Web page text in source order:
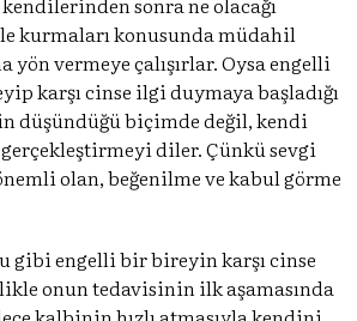
kurmaları konusunda müdahil
yön vermeye çalışırlar. Oysa engelli
karşı cinse ilgi duymaya başladığı
düşündüğü biçimde değil, kendi
diler. Çünkü sevgi
olan, beğenilme ve kabul görme
gibi engelli bir bireyin karşı cinse
onun tedavisinin ilk aşamasında